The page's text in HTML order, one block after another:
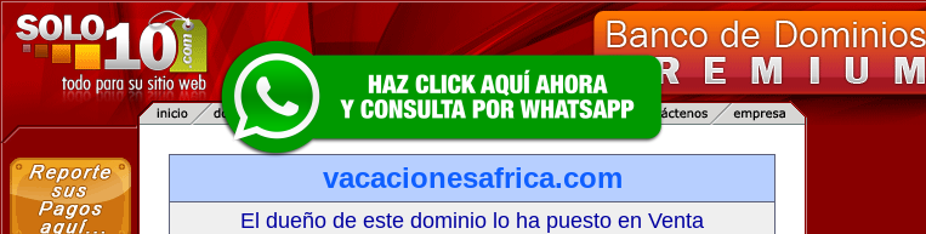
vacacionesafrica.com
El dueño de este dominio lo ha puesto en Venta